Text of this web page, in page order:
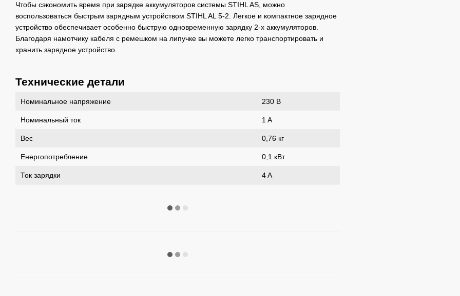
Чтобы сэкономить время при зарядке аккумуляторов системы STIHL AS, можно
воспользоваться быстрым зарядным устройством STIHL AL 5-2. Легкое и компактное зарядное
устройство обеспечивает особенно быструю одновременную зарядку 2-х аккумуляторов.
Благодаря намотчику кабеля с ремешком на липучке вы можете легко транспортировать и
хранить зарядное устройство.
Технические детали
Номинальное напряжение 230 В
Номинальный ток 1 A
Вес 0,76 кг
Енергопотребление 0,1 кВт
Ток зарядки 4 A